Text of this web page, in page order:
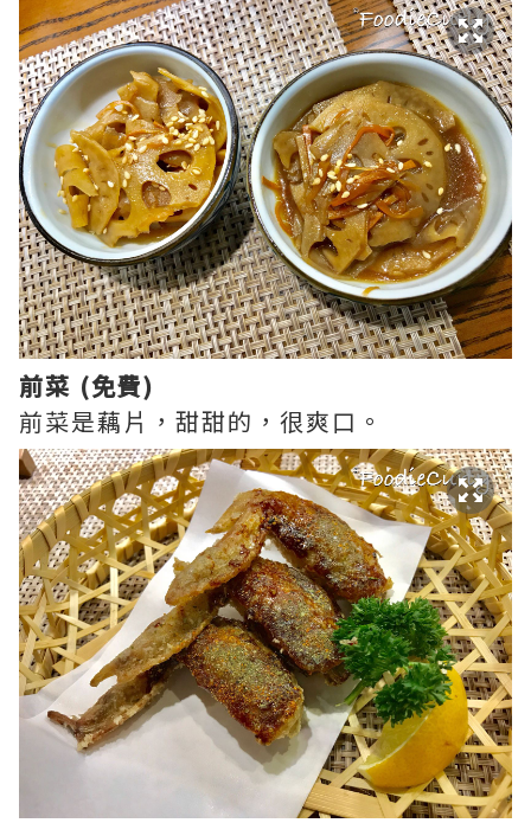
前菜 (免費)
前菜是藕片，甜甜的，很爽口。